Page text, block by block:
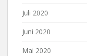
Juli 2020
Juni 2020
Mai 2020